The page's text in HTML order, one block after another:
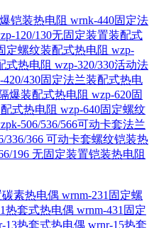
铠装热电阻 wrnk-440固定法
120/130无固定装置装配式
定螺纹装配式热电阻 wzp-
式热电阻 wzp-320/330活动法
420/430固定法兰装配式热电
爆装配式热电阻 wzp-620固
式热电阻 wzp-640固定螺纹
506/536/566可动卡套法兰
336/366 可动卡套螺纹铠装热
196 无固定装置铠装热电阻
素热电偶 wrnm-231固定螺
热套式热电偶 wrnm-431固定
13热套式热电偶 wrnr-15热套